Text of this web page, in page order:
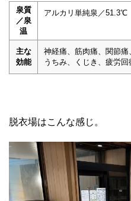
泉質
／泉
温
アルカリ単純泉／51.3℃
主な
効能
神経痛、筋肉痛、関節痛
うちみ、くじき、疲労回
脱衣場はこんな感じ。